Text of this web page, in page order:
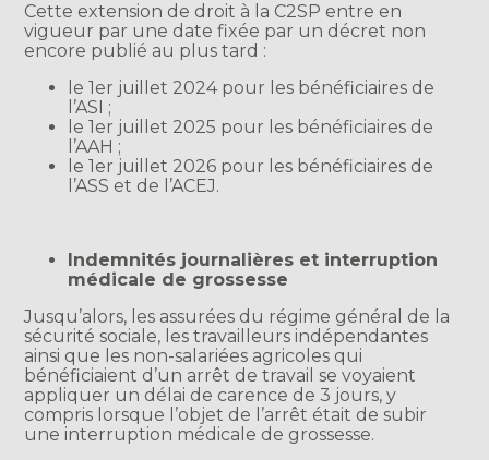
Cette extension de droit à la C2SP entre en
vigueur par une date fixée par un décret non
encore publié au plus tard :
le 1er juillet 2024 pour les bénéficiaires de
l’ASI ;
le 1er juillet 2025 pour les bénéficiaires de
l’AAH ;
le 1er juillet 2026 pour les bénéficiaires de
l’ASS et de l’ACEJ.
Indemnités journalières et interruption
médicale de grossesse
Jusqu’alors, les assurées du régime général de la
sécurité sociale, les travailleurs indépendantes
ainsi que les non-salariées agricoles qui
bénéficiaient d’un arrêt de travail se voyaient
appliquer un délai de carence de 3 jours, y
compris lorsque l’objet de l’arrêt était de subir
une interruption médicale de grossesse.